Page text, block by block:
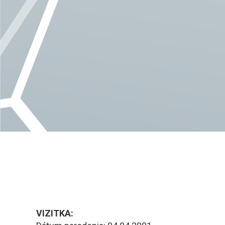
VIZITKA: